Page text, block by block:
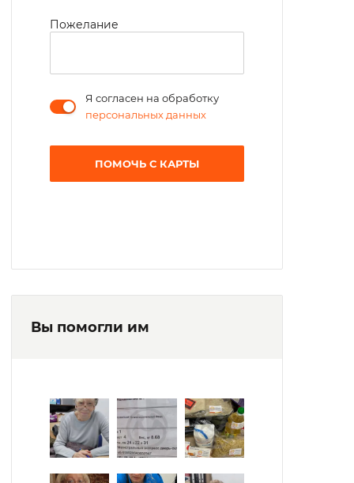
Пожелание
Я согласен на обработку
персональных данных
ПОМОЧЬ С КАРТЫ
Вы помогли им